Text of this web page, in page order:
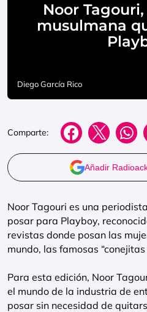
Noor
musulmana
Diego García Rico
Comparte:
Añadir
Noor Tagouri es una
posar para Playboy,
revistas donde posan las
mundo, las famosas “conejitas
Para esta edición, Noor
el mundo de la industria de
posar sin necesidad de